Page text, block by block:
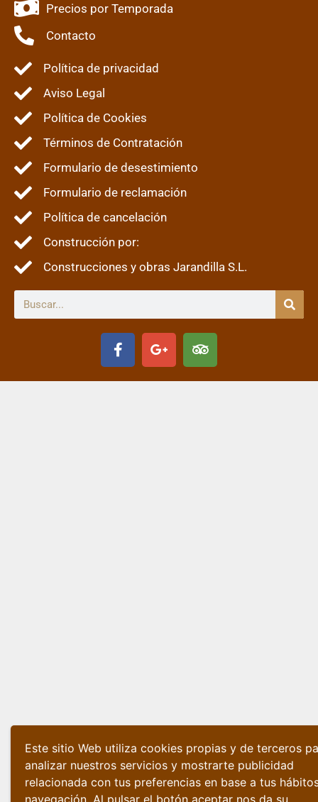
Este sitio Web utiliza cookies propias y de terceros
analizar nuestros servicios y mostrarte publicidad
relacionada con tus preferencias en base a tus
navegación. Al pulsar el botón aceptar nos da su
Precios por Temporada
Contacto
Política de privacidad
Aviso Legal
Política de Cookies
Términos de Contratación
Formulario de desestimiento
Formulario de reclamación
Política de cancelación
Construcción por:
Construcciones y obras Jarandilla S.L.